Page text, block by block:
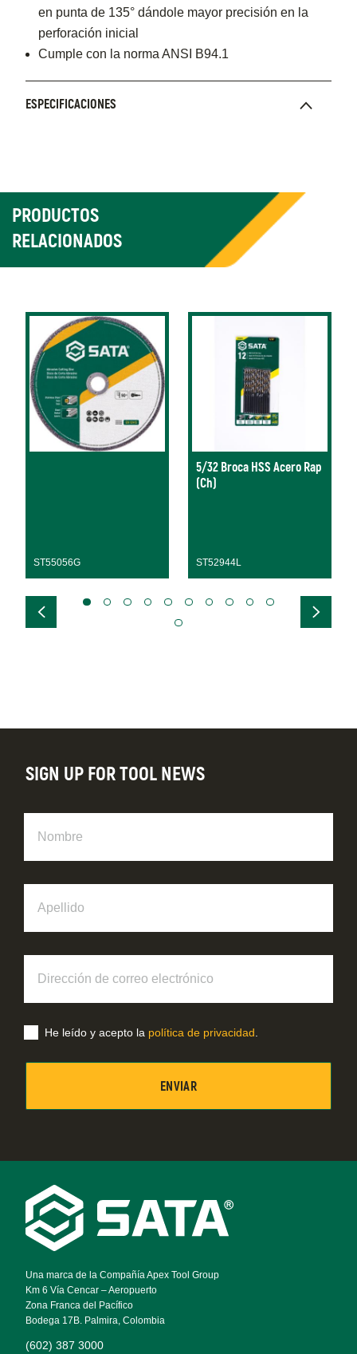
en punta de 135° dándole mayor precisión en la
perforación inicial
Cumple con la norma ANSI B94.1
ESPECIFICACIONES
PRODUCTOS
RELACIONADOS
ST55056G
5/32 Broca HSS Acero Rap
(Ch)
ST52944L
Footer
Navigation
Una marca de la Compañía Apex Tool Group
Km 6 Vía Cencar – Aeropuerto
Zona Franca del Pacífico
Bodega 17B. Palmira, Colombia
(602) 387 3000
SIGN UP FOR TOOL NEWS
correo
electrónico
He leído y acepto la política de privacidad